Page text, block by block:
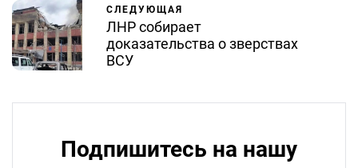
СЛЕДУЮЩАЯ
ЛНР собирает
доказательства о зверствах
ВСУ
Подпишитесь на нашу